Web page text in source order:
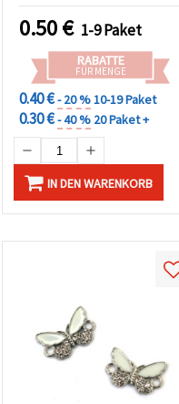
0.50€ 1-9 Paket
RABATTE
FÜR MENGE
0.40 €- 20 %10-19 Paket
0.30 €- 40 % 20 Paket +
IN DEN WARENKORB